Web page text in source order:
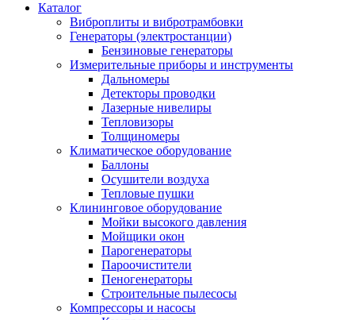
Каталог
Виброплиты и вибротрамбовки
Генераторы (электростанции)
Бензиновые генераторы
Измерительные приборы и инструменты
Дальномеры
Детекторы проводки
Лазерные нивелиры
Тепловизоры
Толщиномеры
Климатическое оборудование
Баллоны
Осушители воздуха
Тепловые пушки
Клининговое оборудование
Мойки высокого давления
Мойщики окон
Парогенераторы
Пароочистители
Пеногенераторы
Строительные пылесосы
Компрессоры и насосы